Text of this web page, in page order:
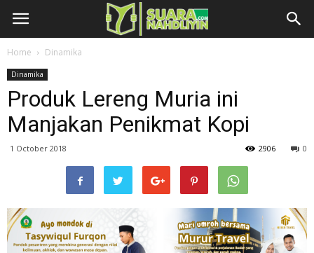
Home Dinamika
Dinamika
Produk Lereng Muria ini
Manjakan Penikmat Kopi
1 October 2018 0
2906